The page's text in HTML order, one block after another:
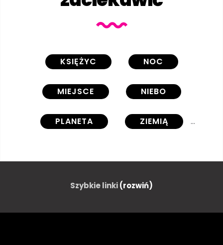
KSIĘŻYC NOC
MIEJSCE NIEBO
PLANETA ZIEMIĄ
GWIAZDA ASTRONOMIA
NIEBIESKI GALAKTYKA
Szybkie linki(rozwiń)